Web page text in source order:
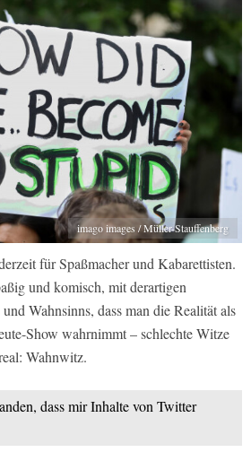
imago images / Müller-Stauffenberg
für Spaßmacher und Kabarettisten.
und komisch, mit derartigen
Wahnsinns, dass man die Realität als
Show wahrnimmt – schlechte Witze
Wahnwitz.
dass mir Inhalte von Twitter